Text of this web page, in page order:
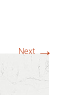
Next →